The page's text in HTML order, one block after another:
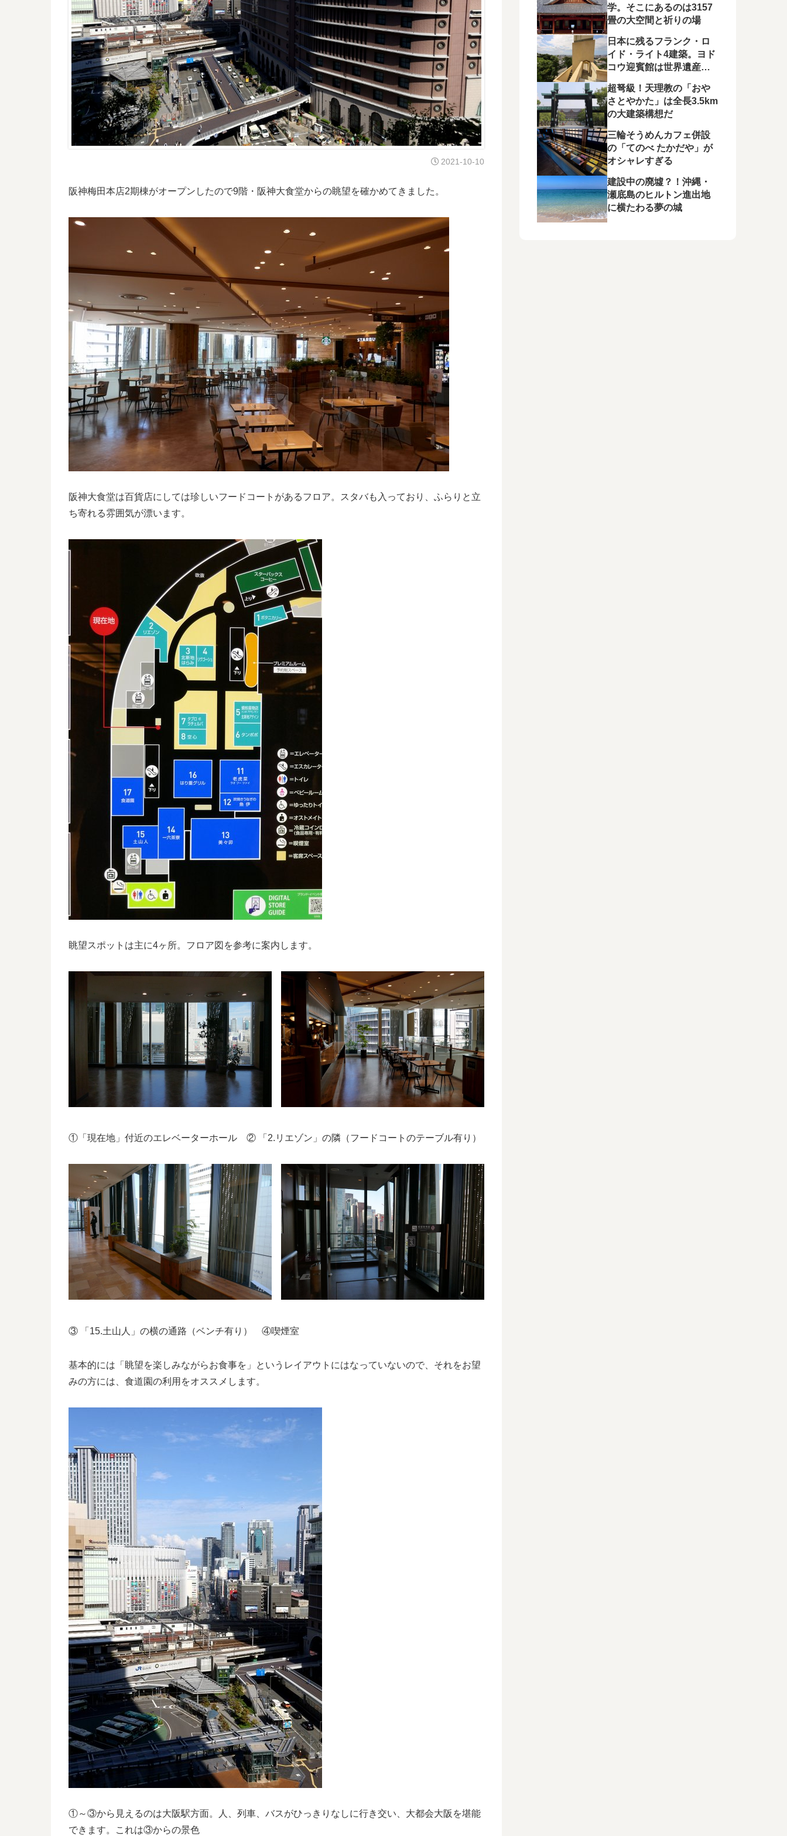
2021-10-10
阪神梅田本店2期棟がオープンしたので9階・阪神大食堂からの眺望を確かめてきました。
阪神大食堂は百貨店にしては珍しいフードコートがあるフロア。スタバも入っており、ふらりと立
ち寄れる雰囲気が漂います。
眺望スポットは主に4ヶ所。フロア図を参考に案内します。
①「現在地」付近のエレベーターホール ② 「2.リエゾン」の隣（フードコートのテーブル有り）
③ 「15.土山人」の横の通路（ベンチ有り） ④喫煙室
基本的には「眺望を楽しみながらお食事を」というレイアウトにはなっていないので、それをお望
みの方には、食道園の利用をオススメします。
①～③から見えるのは大阪駅方面。人、列車、バスがひっきりなしに行き交い、大都会大阪を堪能
できます。これは③からの景色
学。そこにあるのは3157
畳の大空間と祈りの場
日本に残るフランク・ロ
イド・ライト4建築。ヨド
コウ迎賓館は世界遺産候
超弩級！天理教の「おや
さとやかた」は全長3.5km
の大建築構想だ
三輪そうめんカフェ併設
の「てのべ たかだや」が
オシャレすぎる
建設中の廃墟？！沖縄・
瀬底島のヒルトン進出地
に横たわる夢の城